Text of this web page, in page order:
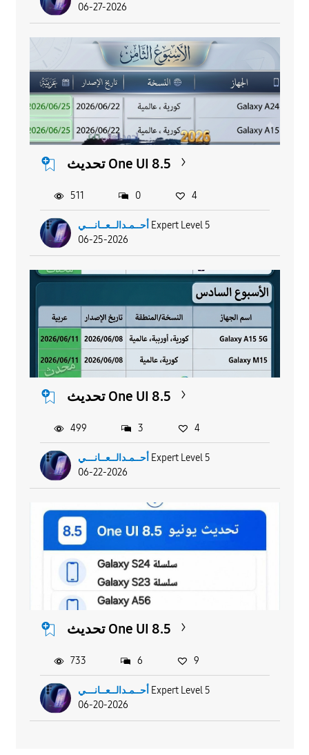
06-27-2026
تحديث One UI 8.5
أحــمـدالــعــانـــي Expert Level 5
06-25-2026
511 0 4
تحديث One UI 8.5
أحــمـدالــعــانـــي Expert Level 5
06-22-2026
499 3 4
تحديث One UI 8.5
أحــمـدالــعــانـــي Expert Level 5
06-20-2026
733 6 9